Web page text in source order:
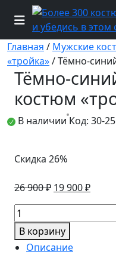
Главная / Мужские
«тройка»/ Тёмно-
Тёмно-
костюм
В наличии Код: 30-25
Скидка 26%
26 900₽
цена
26
900 ₽.
19 900₽
цена:
Количество
товара
Тёмно-
синий
В корзину
Описание